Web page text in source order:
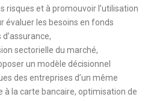
risques et à promouvoir l’utilisation
évaluer les besoins en fonds
sectorielle du marché,
un modèle décisionnel
des entreprises d’un même
à la carte bancaire, optimisation de